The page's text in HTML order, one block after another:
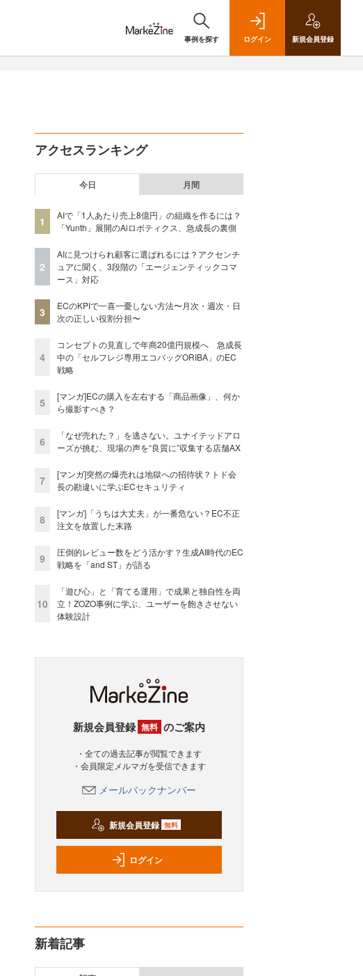
事例を探す ログイン 新規会員登録
アクセスランキング
今日 月間
1
AIで「1人あたり売上8億円」の組織を作るには？
「Yunth」展開のAiロボティクス、急成長の裏側
2
AIに見つけられ顧客に選ばれるには？アクセンチ
ュアに聞く、3段階の「エージェンティックコマ
ース」対応
3
ECのKPIで一喜一憂しない方法〜月次・週次・日
次の正しい役割分担〜
4
コンセプトの見直しで年商20億円規模へ 急成長
中の「セルフレジ専用エコバッグORIBA」のEC
戦略
5
[マンガ]ECの購入を左右する「商品画像」、何か
ら撮影すべき？
6
「なぜ売れた？」を逃さない。ユナイテッドアロ
ーズが挑む、現場の声を“良質に”収集する店舗AX
7
[マンガ]突然の爆売れは地獄への招待状？トド会
長の勘違いに学ぶECセキュリティ
8
[マンガ]「うちは大丈夫」が一番危ない？EC不正
注文を放置した末路
9
圧倒的レビュー数をどう活かす？生成AI時代のEC
戦略を「and ST」が語る
10
「遊び心」と「育てる運用」で成果と独自性を両
立！ZOZO事例に学ぶ、ユーザーを飽きさせない
体験設計
新規会員登録 無料 のご案内
・全ての過去記事が閲覧できます
・会員限定メルマガを受信できます
メールバックナンバー
新規会員登録 無料
ログイン
新着記事